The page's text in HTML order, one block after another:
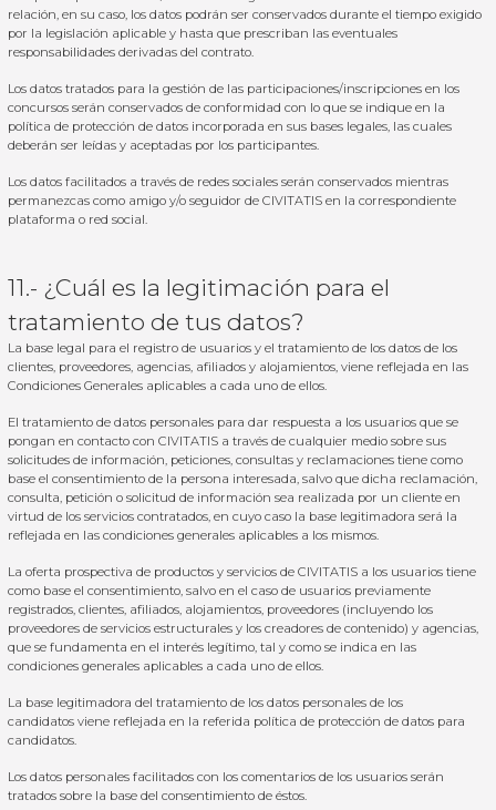
relación, en su caso, los datos podrán ser conservados durante el tiempo exigido
por la legislación aplicable y hasta que prescriban las eventuales
responsabilidades derivadas del contrato.
Los datos tratados para la gestión de las participaciones/inscripciones en los
concursos serán conservados de conformidad con lo que se indique en la
política de protección de datos incorporada en sus bases legales, las cuales
deberán ser leídas y aceptadas por los participantes.
Los datos facilitados a través de redes sociales serán conservados mientras
permanezcas como amigo y/o seguidor de CIVITATIS en la correspondiente
plataforma o red social.
11.- ¿Cuál es la legitimación para el
tratamiento de tus datos?
La base legal para el registro de usuarios y el tratamiento de los datos de los
clientes, proveedores, agencias, afiliados y alojamientos, viene reflejada en las
Condiciones Generales aplicables a cada uno de ellos.
El tratamiento de datos personales para dar respuesta a los usuarios que se
pongan en contacto con CIVITATIS a través de cualquier medio sobre sus
solicitudes de información, peticiones, consultas y reclamaciones tiene como
base el consentimiento de la persona interesada, salvo que dicha reclamación,
consulta, petición o solicitud de información sea realizada por un cliente en
virtud de los servicios contratados, en cuyo caso la base legitimadora será la
reflejada en las condiciones generales aplicables a los mismos.
La oferta prospectiva de productos y servicios de CIVITATIS a los usuarios tiene
como base el consentimiento, salvo en el caso de usuarios previamente
registrados, clientes, afiliados, alojamientos, proveedores (incluyendo los
proveedores de servicios estructurales y los creadores de contenido) y agencias,
que se fundamenta en el interés legítimo, tal y como se indica en las
condiciones generales aplicables a cada uno de ellos.
La base legitimadora del tratamiento de los datos personales de los
candidatos viene reflejada en la referida política de protección de datos para
candidatos.
Los datos personales facilitados con los comentarios de los usuarios serán
tratados sobre la base del consentimiento de éstos.